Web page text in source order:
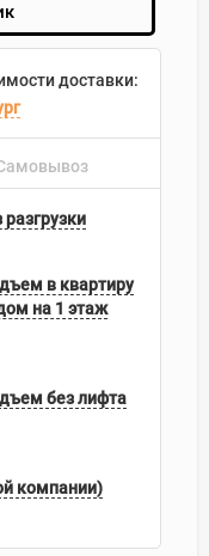
доставки:
в квартиру
на 1 этаж
без лифта
компании)